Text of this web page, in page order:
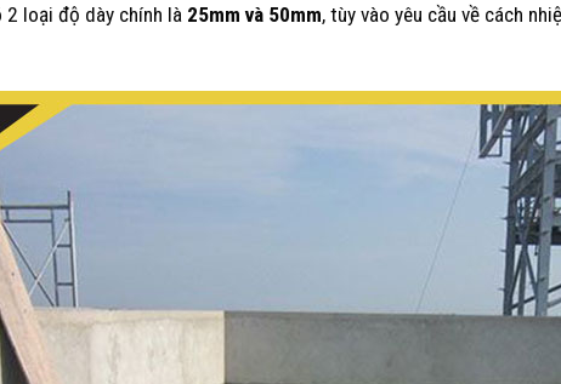
2 loại độ dày chính là 25mm và 50mm, tùy vào yêu cầu về cách